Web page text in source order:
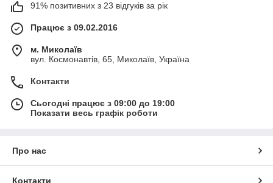
91% позитивних з 23 відгуків за рік
Працює з 09.02.2016
м. Миколаїв
вул. Космонавтів, 65, Миколаїв, Україна
Контакти
Сьогодні працює з 09:00 до 19:00
Показати весь графік роботи
Про нас
Контакти